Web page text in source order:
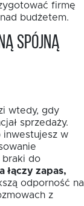
firmę
budżetem.
spójną
wtedy, gdy
sprzedaży.
inwestujesz w
braki do
łączy zapas,
odporność na
z